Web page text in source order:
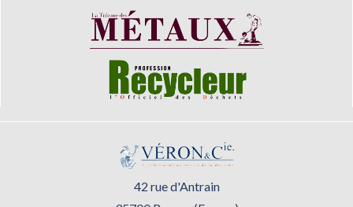
42 rue d'Antrain